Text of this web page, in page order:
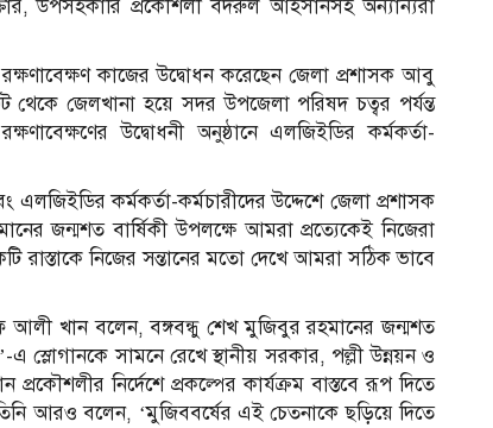
উপসহকারি প্রকৌশলী বদরুল আহসানসহ অন্যান্যরা
রক্ষণাবেক্ষণ কাজের উদ্বোধন করেছেন জেলা প্রশাসক আবু
থেকে জেলখানা হয়ে সদর উপজেলা পরিষদ চত্বর পর্যন্ত
উদ্বোধনী অনুষ্ঠানে এলজিইডির কর্মকর্তা-
কর্মকর্তা-কর্মচারীদের উদ্দেশে জেলা প্রশাসক
জন্মশত বার্ষিকী উপলক্ষে আমরা প্রত্যেকেই নিজেরা
রাস্তাকে নিজের সন্তানের মতো দেখে আমরা সঠিক ভাবে
আলী খান বলেন, বঙ্গবন্ধু শেখ মুজিবুর রহমানের জন্মশত
এ স্লোগানকে সামনে রেখে স্থানীয় সরকার, পল্লী উন্নয়ন ও
নির্দেশে প্রকল্পের কার্যক্রম বাস্তবে রূপ দিতে
আরও বলেন, ‘মুজিববর্ষের এই চেতনাকে ছড়িয়ে দিতে